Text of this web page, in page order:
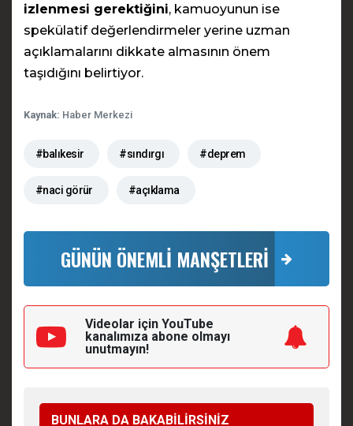
izlenmesi gerektiğini, kamuoyunun ise
spekülatif değerlendirmeler yerine uzman
açıklamalarını dikkate almasının önem
taşıdığını belirtiyor.
Kaynak: Haber Merkezi
#balıkesir #sındırgı #deprem
#naci görür #açıklama
GÜNÜN ÖNEMLİ MANŞETLERİ
Videolar için YouTube
kanalımıza abone olmayı
unutmayın!
BUNLARA DA BAKABİLİRSİNİZ